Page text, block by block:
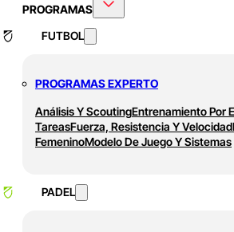
PROGRAMAS
FUTBOL
PROGRAMAS EXPERTO
Análisis Y ScoutingEntrenamiento Por
TareasFuerza, Resistencia Y Velocidad
FemeninoModelo De Juego Y Sistemas
PADEL